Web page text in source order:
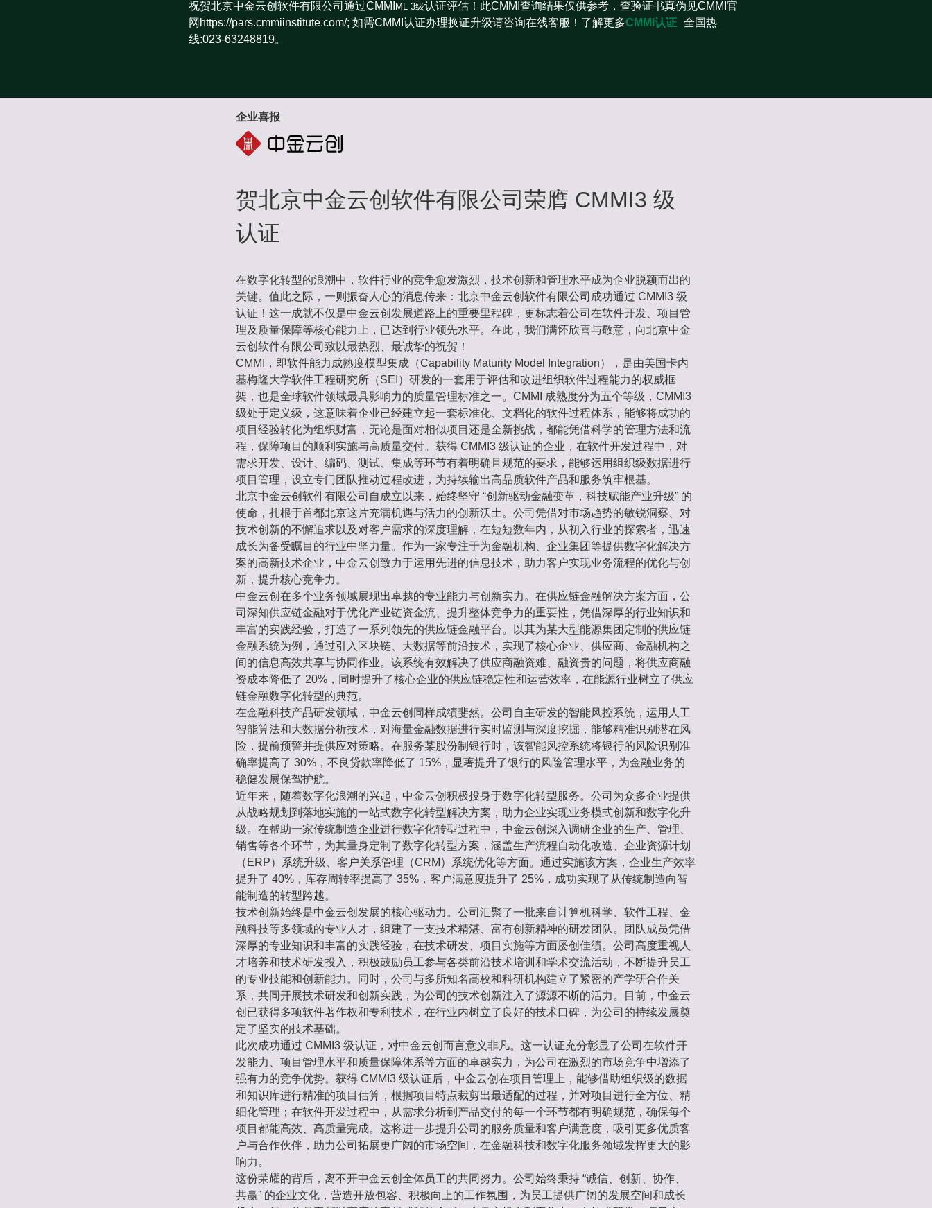
祝贺北京中金云创软件有限公司通过CMMI ML 3级认证评估！此CMMI查询结果仅供参考，查验证书真伪见CMMI官
网https://pars.cmmiinstitute.com/; 如需CMMI认证办理换证升级请咨询在线客服！了解更多CMMI认证 全国热
线:023-63248819。
企业喜报
贺北京中金云创软件有限公司荣膺 CMMI3 级
认证
在数字化转型的浪潮中，软件行业的竞争愈发激烈，技术创新和管理水平成为企业脱颖而出的
关键。值此之际，一则振奋人心的消息传来：北京中金云创软件有限公司成功通过 CMMI3 级
认证！这一成就不仅是中金云创发展道路上的重要里程碑，更标志着公司在软件开发、项目管
理及质量保障等核心能力上，已达到行业领先水平。在此，我们满怀欣喜与敬意，向北京中金
云创软件有限公司致以最热烈、最诚挚的祝贺！
CMMI，即软件能力成熟度模型集成（Capability Maturity Model Integration），是由美国卡内
基梅隆大学软件工程研究所（SEI）研发的一套用于评估和改进组织软件过程能力的权威框
架，也是全球软件领域最具影响力的质量管理标准之一。CMMI 成熟度分为五个等级，CMMI3
级处于定义级，这意味着企业已经建立起一套标准化、文档化的软件过程体系，能够将成功的
项目经验转化为组织财富，无论是面对相似项目还是全新挑战，都能凭借科学的管理方法和流
程，保障项目的顺利实施与高质量交付。获得 CMMI3 级认证的企业，在软件开发过程中，对
需求开发、设计、编码、测试、集成等环节有着明确且规范的要求，能够运用组织级数据进行
项目管理，设立专门团队推动过程改进，为持续输出高品质软件产品和服务筑牢根基。
北京中金云创软件有限公司自成立以来，始终坚守 “创新驱动金融变革，科技赋能产业升级” 的
使命，扎根于首都北京这片充满机遇与活力的创新沃土。公司凭借对市场趋势的敏锐洞察、对
技术创新的不懈追求以及对客户需求的深度理解，在短短数年内，从初入行业的探索者，迅速
成长为备受瞩目的行业中坚力量。作为一家专注于为金融机构、企业集团等提供数字化解决方
案的高新技术企业，中金云创致力于运用先进的信息技术，助力客户实现业务流程的优化与创
新，提升核心竞争力。
中金云创在多个业务领域展现出卓越的专业能力与创新实力。在供应链金融解决方案方面，公
司深知供应链金融对于优化产业链资金流、提升整体竞争力的重要性，凭借深厚的行业知识和
丰富的实践经验，打造了一系列领先的供应链金融平台。以其为某大型能源集团定制的供应链
金融系统为例，通过引入区块链、大数据等前沿技术，实现了核心企业、供应商、金融机构之
间的信息高效共享与协同作业。该系统有效解决了供应商融资难、融资贵的问题，将供应商融
资成本降低了 20%，同时提升了核心企业的供应链稳定性和运营效率，在能源行业树立了供应
链金融数字化转型的典范。
在金融科技产品研发领域，中金云创同样成绩斐然。公司自主研发的智能风控系统，运用人工
智能算法和大数据分析技术，对海量金融数据进行实时监测与深度挖掘，能够精准识别潜在风
险，提前预警并提供应对策略。在服务某股份制银行时，该智能风控系统将银行的风险识别准
确率提高了 30%，不良贷款率降低了 15%，显著提升了银行的风险管理水平，为金融业务的
稳健发展保驾护航。
近年来，随着数字化浪潮的兴起，中金云创积极投身于数字化转型服务。公司为众多企业提供
从战略规划到落地实施的一站式数字化转型解决方案，助力企业实现业务模式创新和数字化升
级。在帮助一家传统制造企业进行数字化转型过程中，中金云创深入调研企业的生产、管理、
销售等各个环节，为其量身定制了数字化转型方案，涵盖生产流程自动化改造、企业资源计划
（ERP）系统升级、客户关系管理（CRM）系统优化等方面。通过实施该方案，企业生产效率
提升了 40%，库存周转率提高了 35%，客户满意度提升了 25%，成功实现了从传统制造向智
能制造的转型跨越。
技术创新始终是中金云创发展的核心驱动力。公司汇聚了一批来自计算机科学、软件工程、金
融科技等多领域的专业人才，组建了一支技术精湛、富有创新精神的研发团队。团队成员凭借
深厚的专业知识和丰富的实践经验，在技术研发、项目实施等方面屡创佳绩。公司高度重视人
才培养和技术研发投入，积极鼓励员工参与各类前沿技术培训和学术交流活动，不断提升员工
的专业技能和创新能力。同时，公司与多所知名高校和科研机构建立了紧密的产学研合作关
系，共同开展技术研发和创新实践，为公司的技术创新注入了源源不断的活力。目前，中金云
创已获得多项软件著作权和专利技术，在行业内树立了良好的技术口碑，为公司的持续发展奠
定了坚实的技术基础。
此次成功通过 CMMI3 级认证，对中金云创而言意义非凡。这一认证充分彰显了公司在软件开
发能力、项目管理水平和质量保障体系等方面的卓越实力，为公司在激烈的市场竞争中增添了
强有力的竞争优势。获得 CMMI3 级认证后，中金云创在项目管理上，能够借助组织级的数据
和知识库进行精准的项目估算，根据项目特点裁剪出最适配的过程，并对项目进行全方位、精
细化管理；在软件开发过程中，从需求分析到产品交付的每一个环节都有明确规范，确保每个
项目都能高效、高质量完成。这将进一步提升公司的服务质量和客户满意度，吸引更多优质客
户与合作伙伴，助力公司拓展更广阔的市场空间，在金融科技和数字化服务领域发挥更大的影
响力。
这份荣耀的背后，离不开中金云创全体员工的共同努力。公司始终秉持 “诚信、创新、协作、
共赢” 的企业文化，营造开放包容、积极向上的工作氛围，为员工提供广阔的发展空间和成长